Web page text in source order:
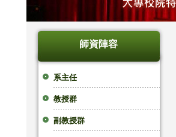
師資陣容
系主任
教授群
副教授群